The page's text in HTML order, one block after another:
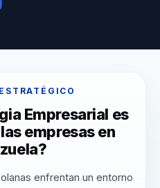
Empresarial es
empresas en
enfrentan un entorno